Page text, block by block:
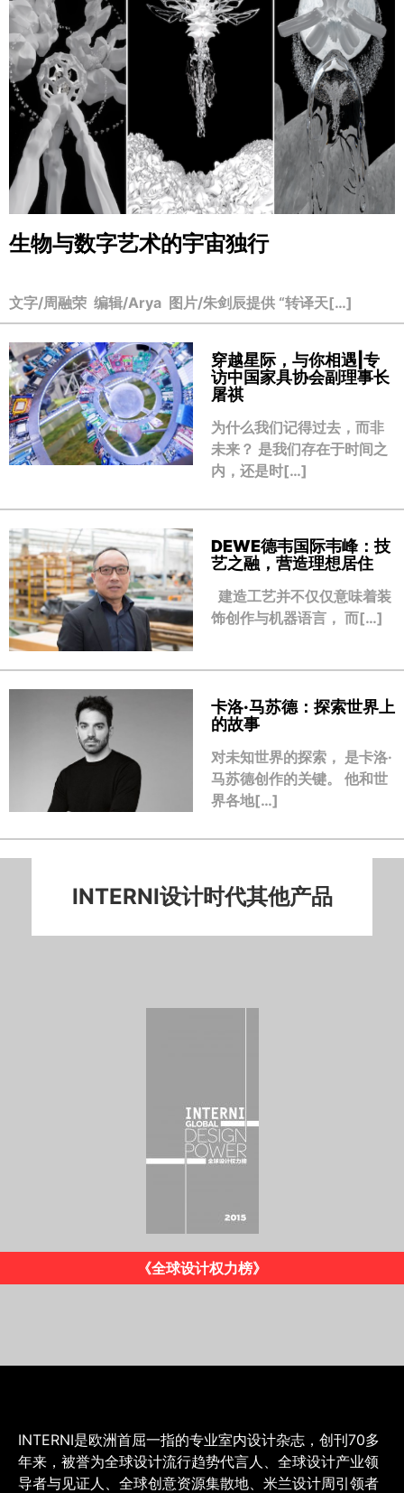
生物与数字艺术的宇宙独行
文字/周融荣 编辑/Arya 图片/朱剑辰提供 “转译天[…]
穿越星际，与你相遇|专
访中国家具协会副理事长
屠祺
为什么我们记得过去，而非
未来？ 是我们存在于时间之
内，还是时[…]
DEWE德韦国际韦峰：技
艺之融，营造理想居住
建造工艺并不仅仅意味着装
饰创作与机器语言， 而[…]
卡洛·马苏德：探索世界上
的故事
对未知世界的探索， 是卡洛·
马苏德创作的关键。 他和世
界各地[…]
INTERNI设计时代其他产品
《INTERNI》意大利版
INTERNI是欧洲首屈一指的专业室内设计杂志，创刊70多
年来，被誉为全球设计流行趋势代言人、全球设计产业领
导者与见证人、全球创意资源集散地、米兰设计周引领者